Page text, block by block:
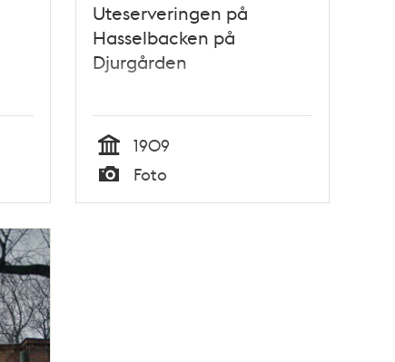
Uteserveringen på
Hasselbacken på
Djurgården
Tid
1909
Typ
Foto